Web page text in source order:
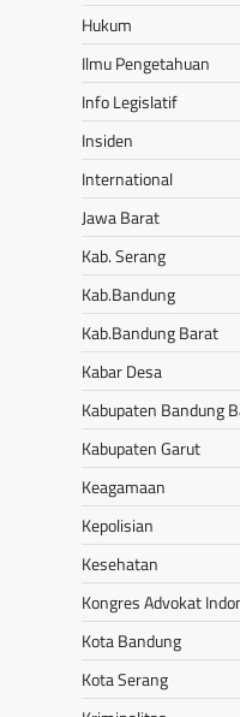
Hukum
Ilmu Pengetahuan
Info Legislatif
Insiden
International
Jawa Barat
Kab. Serang
Kab.Bandung
Kab.Bandung Barat
Kabar Desa
Kabupaten Bandung
Kabupaten Garut
Keagamaan
Kepolisian
Kesehatan
Kongres Advokat
Kota Bandung
Kota Serang